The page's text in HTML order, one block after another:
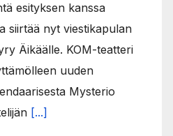
esityksen kanssa
siirtää nyt viestikapulan
Äikäälle. KOM-teatteri
uuden
Mysterio
[...]